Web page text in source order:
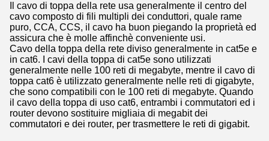
Il cavo di toppa della rete usa generalmente il centro del
cavo composto di fili multipli dei conduttori, quale rame
puro, CCA, CCS, il cavo ha buon piegando la proprietà ed
assicura che è molle affinchè conveniente usi.
Cavo della toppa della rete diviso generalmente in cat5e e
in cat6. I cavi della toppa di cat5e sono utilizzati
generalmente nelle 100 reti di megabyte, mentre il cavo di
toppa cat6 è utilizzato generalmente nelle reti di gigabyte,
che sono compatibili con le 100 reti di megabyte. Quando
il cavo della toppa di uso cat6, entrambi i commutatori ed i
router devono sostituire migliaia di megabit dei
commutatori e dei router, per trasmettere le reti di gigabit.